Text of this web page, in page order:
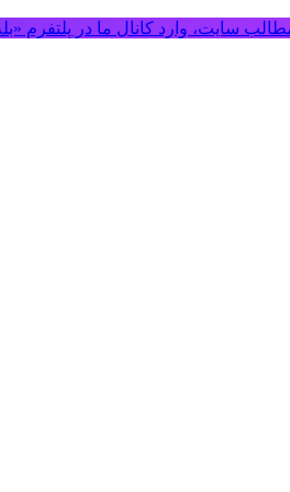
سایت، وارد کانال ما در پلتفرم